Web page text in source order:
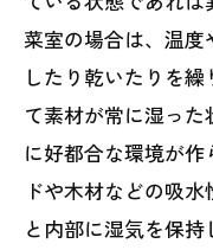
菜室の場合は、温
したり乾いたりを
て素材が常に湿っ
に好都合な環境が
ドや木材などの吸
と内部に湿気を保